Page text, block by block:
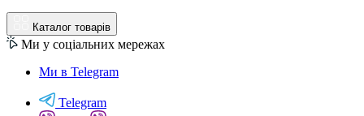
Каталог товарів
Ми у соціальних мережах
Ми в Telegram
Telegram